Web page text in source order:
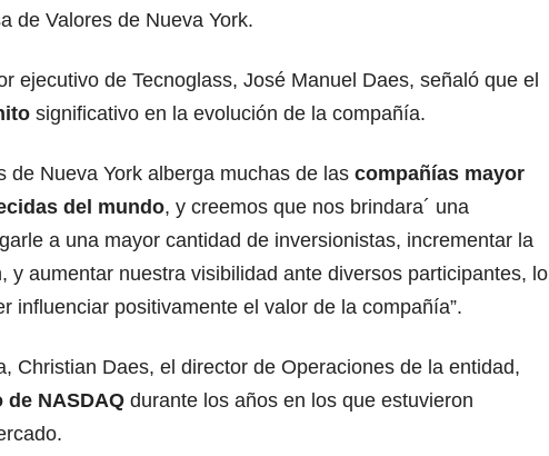
de Valores de Nueva York.
ejecutivo de Tecnoglass, José Manuel Daes, señaló que el
significativo en la evolución de la compañía.
de Nueva York alberga muchas de las compañías mayor
del mundo, y creemos que nos brindara´ una
a una mayor cantidad de inversionistas, incrementar la
y aumentar nuestra visibilidad ante diversos participantes, lo
influenciar positivamente el valor de la compañía”.
Christian Daes, el director de Operaciones de la entidad,
NASDAQ durante los años en los que estuvieron